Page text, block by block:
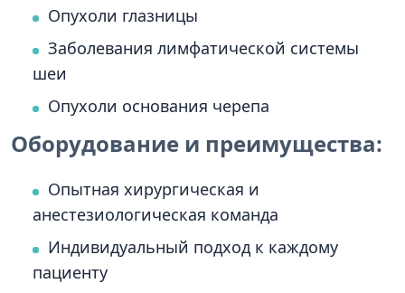
Опухоли глазницы
Заболевания лимфатической системы
шеи
Опухоли основания черепа
Оборудование и преимущества:
Опытная хирургическая и
анестезиологическая команда
Индивидуальный подход к каждому
пациенту